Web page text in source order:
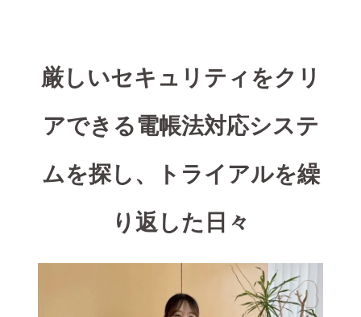
厳しいセキュリティをクリ
アできる電帳法対応システ
ムを探し、トライアルを繰
り返した日々